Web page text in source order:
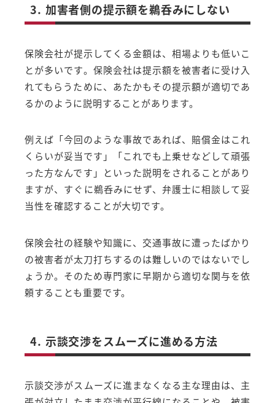
3. 加害者側の提示額を鵜呑みにしない
保険会社が提示してくる金額は、相場よりも低いこ
とが多いです。保険会社は提示額を被害者に受け入
れてもらうために、あたかもその提示額が適切であ
るかのように説明することがあります。
例えば「今回のような事故であれば、賠償金はこれ
くらいが妥当です」「これでも上乗せなどして頑張
った方なんです」といった説明をされることがあり
ますが、すぐに鵜呑みにせず、弁護士に相談して妥
当性を確認することが大切です。
保険会社の経験や知識に、交通事故に遭ったばかり
の被害者が太刀打ちするのは難しいのではないでし
ょうか。そのため専門家に早期から適切な関与を依
頼することも重要です。
4. 示談交渉をスムーズに進める方法
示談交渉がスムーズに進まなくなる主な理由は、主